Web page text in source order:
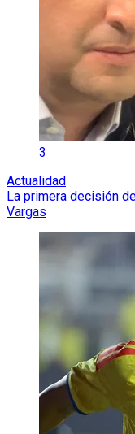
3
Actualidad
La primera decisión
Vargas